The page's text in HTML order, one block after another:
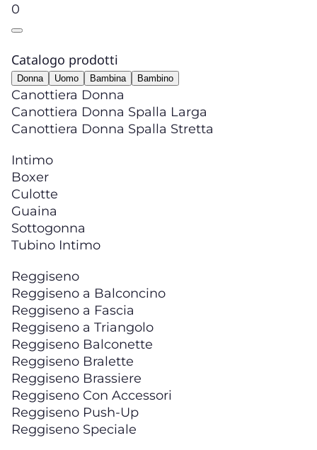
0
Catalogo prodotti
Donna Uomo Bambina Bambino
Canottiera Donna
Canottiera Donna Spalla Larga
Canottiera Donna Spalla Stretta
Intimo
Boxer
Culotte
Guaina
Sottogonna
Tubino Intimo
Reggiseno
Reggiseno a Balconcino
Reggiseno a Fascia
Reggiseno a Triangolo
Reggiseno Balconette
Reggiseno Bralette
Reggiseno Brassiere
Reggiseno Con Accessori
Reggiseno Push-Up
Reggiseno Speciale